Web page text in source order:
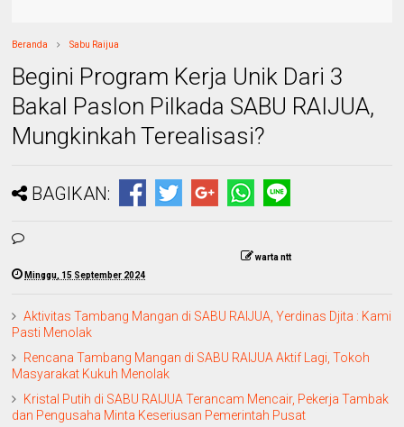
Beranda Sabu Raijua
Begini Program Kerja Unik Dari 3
Bakal Paslon Pilkada SABU RAIJUA,
Mungkinkah Terealisasi?
BAGIKAN:
warta ntt
Minggu, 15 September 2024
Aktivitas Tambang Mangan di SABU RAIJUA, Yerdinas Djita : Kami
Pasti Menolak
Rencana Tambang Mangan di SABU RAIJUA Aktif Lagi, Tokoh
Masyarakat Kukuh Menolak
Kristal Putih di SABU RAIJUA Terancam Mencair, Pekerja Tambak
dan Pengusaha Minta Keseriusan Pemerintah Pusat